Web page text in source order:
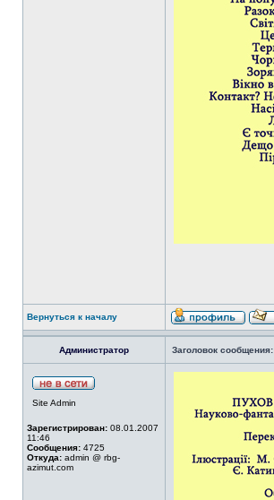
Вернуться к началу
Администратор Заголовок сообщения:
Site Admin
Зарегистрирован: 08.01.2007
11:46
Сообщения: 4725
Откуда: admin @ rbg-
azimut.com